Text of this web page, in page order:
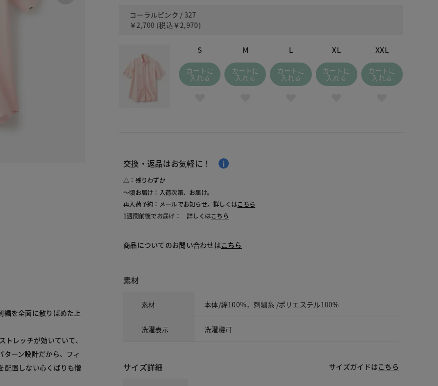
327 コーラルピンク
繍を全面に散りばめた上
レッチが効いていて、
ーン設計だから、フィ
配置しない心くばりも憎
コーラルピンク / 327
￥2,700 (税込 ￥2,970)
S
カートに
入れる
M
カートに
入れる
L
カートに
入れる
XL
カートに
入れる
XXL
カートに
入れる
交換・返品はお気軽に！
△：残りわずか
～頃お届け：入荷次第、お届け。
再入荷予約：メールでお知らせ。詳しくはこちら
1週間前後でお届け： 詳しくはこちら
商品についてのお問い合わせはこちら
素材
素材 本体/綿100%，刺繍糸 /ポリエステル100%
洗濯表示 洗濯機可
サイズ詳細 サイズガイドはこちら